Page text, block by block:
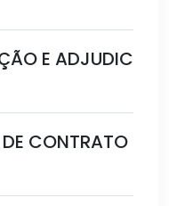
E
CONTRATO